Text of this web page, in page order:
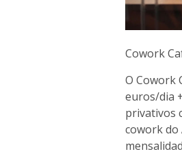
Cowork
O Cowork
euros/dia
privativos
cowork do